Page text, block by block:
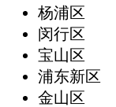
杨浦区
闵行区
宝山区
浦东新区
金山区